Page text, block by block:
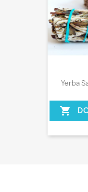
Yerba
shopping_cart